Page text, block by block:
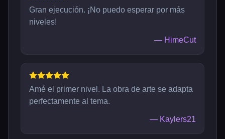
Gran ejecución. ¡No puedo esperar por más
niveles!
— HimeCut
Amé el primer nivel. La obra de arte se adapta
perfectamente al tema.
— Kaylers21